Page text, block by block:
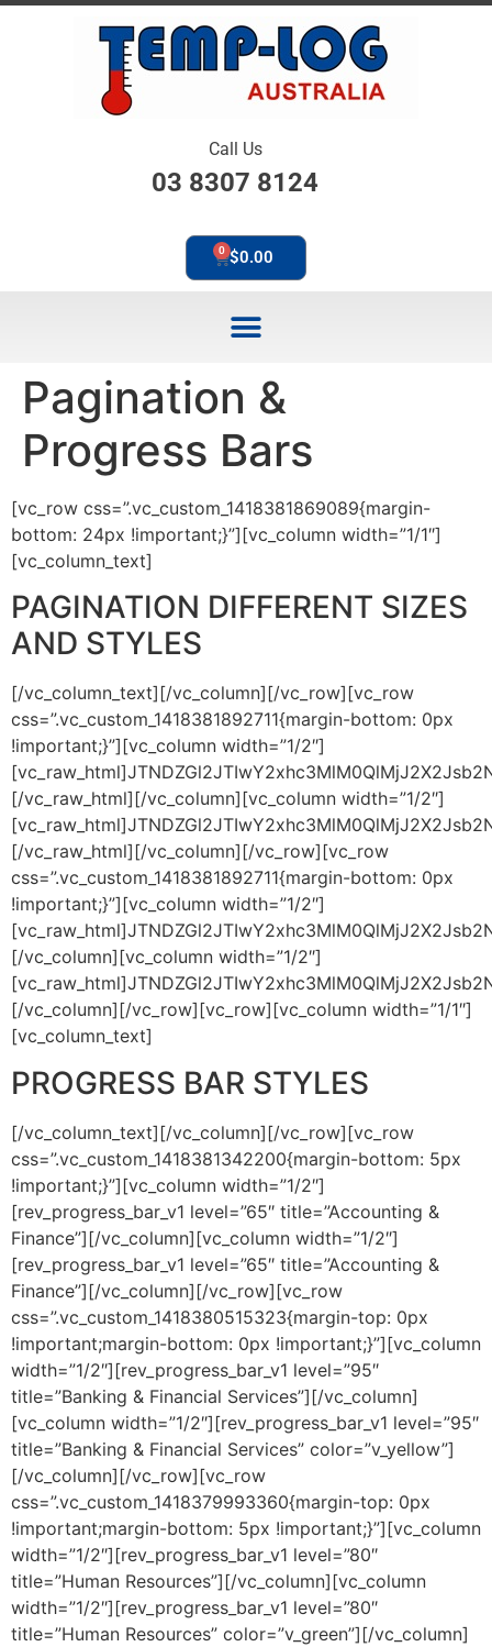
Call Us
03 8307 8124
$0.00
0
Pagination &
Progress Bars
[vc_row css=”.vc_custom_1418381869089{margin-
bottom: 24px !important;}”][vc_column width=”1/1″]
[vc_column_text]
PAGINATION DIFFERENT SIZES
AND STYLES
[/vc_column_text][/vc_column][/vc_row][vc_row css=”.vc_custom_1418381892711{margin-bottom: 0px !important;}”][vc_column width=”1/2″][vc_raw_html]JTNDZGl2JTIwY2xhc3MlM0QlMjJ2X2Jsb2NrLWNvbnRyb2wlMjB2X25vX3NwYWNlJTIyJTNFJTBBJTIwJTIwJTIwJTIwJTIwJTIwJTIwJTIwJTIwJTIwJTIwJTIwJTNDZGl2JTIwY2xhc3MlM0QlMjJjb250cm9sLXBvc3QlMjIlM0UlMEElMjAlMjAlMjAlMjAlMjAlMjAlMjAlMjAlMjAlMjAlMjAlMjAlMjAlMjAlM0NhJTIwY2xhc3MlM0QlMjJmaXJzdC1wb3N0JTIwY29udHJvbC1idG4lMjBidG4tMyUyMHZfYnV0dG9uX3ZhciUyMiUyMGhyZWYlM0QlMjIlMjMlMjIlM0UlM0NpJTIwY2xhc3MlM0QlMjJmYSUyMGZhLWFuZ2xlLWRvdWJsZS1sZWZ0JTIyJTNFJTNDJTJGaSUzRSUzQyUyRmElM0UlMEElMjAlMjAlMjAlMjAlMjAlMjAlMjAlMjAlMjAlMjAlMjAlMjAlMjAlMjAlM0NhJTIwY2xhc3MlM0QlMjJwcmV2LXBvc3QlMjBjb250cm9sLWJ0biUyMGJ0bi0zJTIwdl9idXR0b25fdmFyJTIyJTIwaHJlZiUzRCUyMiUyMyUyMiUzRSUzQ2klMjBjbGFzcyUzRCUyMmZhJTIwZmEtYW5nbGUtbGVmdCUyMiUzRSUzQyUyRmklM0UlM0MlMkZhJTNFJTBBJTIwJTIwJTIwJTIwJTIwJTIwJTIwJTIwJTIwJTIwJTIwJTIwJTIwJTIwJTNDYSUyMGhyZWYlM0QlMjIlMjMlMjIlM0UxJTNDJTJGYSUzRSUwQSUyMCUyMCUyMCUyMCUyMCUyMCUyMCUyMCUyMCUyMCUyMCUyMCUyMCUyMCUzQ2ElMjBocmVmJTNEJTIyJTIzJTIyJTIwY2xhc3MlM0QlMjJhY3RpdmUlMjIlM0UyJTNDJTJGYSUzRSUwQSUyMCUyMCUyMCUyMCUyMCUyMCUyMCUyMCUyMCUyMCUyMCUyMCUyMCUyMCUzQ2ElMjBocmVmJTNEJTIyJTIzJTIyJTNFMyUzQyUyRmElM0UlMEElMjAlMjAlMjAlMjAlMjAlMjAlMjAlMjAlMjAlMjAlMjAlMjAlMjAlMjAlM0NhJTIwaHJlZiUzRCUyMiUyMyUyMiUzRTQlM0MlMkZhJTNFJTBBJTIwJTIwJTIwJTIwJTIwJTIwJTIwJTIwJTIwJTIwJTIwJTIwJTIwJTIwJTNDYSUyMGhyZWYlM0QlMjIlMjMlMjIlM0U1JTNDJTJGYSUzRSUwQSUyMCUyMCUyMCUyMCUyMCUyMCUyMCUyMCUyMCUyMCUyMCUyMCUyMCUyMCUzQ2ElMjBocmVmJTNEJTIyJTIzJTIyJTNFNiUzQyUyRmElM0UlMEElMjAlMjAlMjAlMjAlMjAlMjAlMjAlMjAlMjAlMjAlMjAlMjAlMjAlMjAlM0NhJTIwaHJlZiUzRCUyMiUyMyUyMiUzRTclM0MlMkZhJTNFJTBBJTIwJTIwJTIwJTIwJTIwJTIwJTIwJTIwJTIwJTIwJTIwJTIwJTIwJTIwJTNDYSUyMGhyZWYlM0QlMjIlMjMlMjIlM0UuLi4lM0MlMkZhJTNFJTBBJTIwJTIwJTIwJTIwJTIwJTIwJTIwJTIwJTIwJTIwJTIwJTIwJTIwJTIwJTNDYSUyMGhyZWYlM0QlMjIlMjMlMjIlM0UxOCUzQyUyRmElM0UlMEElMjAlMjAlMjAlMjAlMjAlMjAlMjAlMjAlMjAlMjAlMjAlMjAlMjAlMjAlM0NhJTIwaHJlZiUzRCUyMiUyMyUyMiUzRTE5JTNDJTJGYSUzRSUwQSUyMCUyMCUyMCUyMCUyMCUyMCUyMCUyMCUyMCUyMCUyMCUyMCUyMCUyMCUzQ2ElMjBocmVmJTNEJTIyJTIzJTIyJTNFMjAlM0MlMkZhJTNFJTBBJTIwJTIwJTIwJTIwJTIwJTIwJTIwJTIwJTIwJTIwJTIwJTIwJTIwJTIwJTNDYSUyMGNsYXNzJTNEJTIybmV4dC1wb3N0JTIwY29udHJvbC1idG4lMjBidG4tMyUyMHZfYnV0dG9uX3ZhciUyMiUyMGhyZWYlM0QlMjIlMjMlMjIlM0UlM0NpJTIwY2xhc3MlM0QlMjJmYSUyMGZhLWFuZ2xlLXJpZ2h0JTIyJTNFJTNDJTJGaSUzRSUzQyUyRmElM0UlMEElMjAlMjAlMjAlMjAlMjAlMjAlMjAlMjAlMjAlMjAlMjAlMjAlMjAlMjAlM0NhJTIwY2xhc3MlM0QlMjJsYXN0LXBvc3QlMjBjb250cm9sLWJ0biUyMGJ0bi0zJTIwdl9idXR0b25fdmFyJTIyJTIwaHJlZiUzRCUyMiUyMyUyMiUzRSUzQ2klMjBjbGFzcyUzRCUyMmZhJTIwZmEtYW5nbGUtZG91YmxlLXJpZ2h0JTIyJTNFJTNDJTJGaSUzRSUzQyUyRmElM0UlMEElMjAlMjAlMjAlMjAlMjAlMjAlMjAlMjAlMjAlMjAlMjAlMjAlM0MlMkZkaXYlM0UlMEElMjAlMjAlMjAlMjAlMjAlMjAlMjAlMjAlMjAlMjAlM0MlMkZkaXYlM0UlMjAlMjAlMjAlMjAlMjA=[/vc_raw_html][/vc_column][vc_column width=”1/2″][vc_raw_html]JTNDZGl2JTIwY2xhc3MlM0QlMjJ2X2Jsb2NrLWNvbnRyb2wlMjB2X25vX3NwYWNlJTIyJTNFJTBBJTIwJTIwJTIwJTIwJTIwJTIwJTIwJTIwJTIwJTIwJTIwJTIwJTNDZGl2JTIwY2xhc3MlM0QlMjJjb250cm9sLXBvc3QlMjB2X2J1dHRvbl92YXIlMjIlM0UlMEElMjAlMjAlMjAlMjAlMjAlMjAlMjAlMjAlMjAlMjAlMjAlMjAlMjAlMjAlM0NhJTIwY2xhc3MlM0QlMjJmaXJzdC1wb3N0JTIwY29udHJvbC1idG4lMjBidG4tMyUyMiUyMGhyZWYlM0QlMjIlMjMlMjIlM0UlM0NpJTIwY2xhc3MlM0QlMjJmYSUyMGZhLWFuZ2xlLWRvdWJsZS1sZWZ0JTIyJTNFJTNDJTJGaSUzRSUzQyUyRmElM0UlMEElMjAlMjAlMjAlMjAlMjAlMjAlMjAlMjAlMjAlMjAlMjAlMjAlMjAlMjAlM0NhJTIwY2xhc3MlM0QlMjJwcmV2LXBvc3QlMjBjb250cm9sLWJ0biUyMGJ0bi0zJTIyJTIwaHJlZiUzRCUyMiUyMyUyMiUzRSUzQ2klMjBjbGFzcyUzRCUyMmZhJTIwZmEtYW5nbGUtbGVmdCUyMiUzRSUzQyUyRmklM0UlM0MlMkZhJTNFJTBBJTIwJTIwJTIwJTIwJTIwJTIwJTIwJTIwJTIwJTIwJTIwJTIwJTIwJTIwJTNDYSUyMGhyZWYlM0QlMjIlMjMlMjIlM0UxJTNDJTJGYSUzRSUwQSUyMCUyMCUyMCUyMCUyMCUyMCUyMCUyMCUyMCUyMCUyMCUyMCUyMCUyMCUzQ2ElMjBocmVmJTNEJTIyJTIzJTIyJTIwY2xhc3MlM0QlMjJhY3RpdmUlMjIlM0UyJTNDJTJGYSUzRSUwQSUyMCUyMCUyMCUyMCUyMCUyMCUyMCUyMCUyMCUyMCUyMCUyMCUyMCUyMCUzQ2ElMjBocmVmJTNEJTIyJTIzJTIyJTNFMyUzQyUyRmElM0UlMEElMjAlMjAlMjAlMjAlMjAlMjAlMjAlMjAlMjAlMjAlMjAlMjAlMjAlMjAlM0NhJTIwaHJlZiUzRCUyMiUyMyUyMiUzRTQlM0MlMkZhJTNFJTBBJTIwJTIwJTIwJTIwJTIwJTIwJTIwJTIwJTIwJTIwJTIwJTIwJTIwJTIwJTNDYSUyMGhyZWYlM0QlMjIlMjMlMjIlM0U1JTNDJTJGYSUzRSUwQSUyMCUyMCUyMCUyMCUyMCUyMCUyMCUyMCUyMCUyMCUyMCUyMCUyMCUyMCUzQ2ElMjBocmVmJTNEJTIyJTIzJTIyJTNFNiUzQyUyRmElM0UlMEElMjAlMjAlMjAlMjAlMjAlMjAlMjAlMjAlMjAlMjAlMjAlMjAlMjAlMjAlM0NhJTIwaHJlZiUzRCUyMiUyMyUyMiUzRTclM0MlMkZhJTNFJTBBJTIwJTIwJTIwJTIwJTIwJTIwJTIwJTIwJTIwJTIwJTIwJTIwJTIwJTIwJTNDYSUyMGhyZWYlM0QlMjIlMjMlMjIlM0UuLi4lM0MlMkZhJTNFJTBBJTIwJTIwJTIwJTIwJTIwJTIwJTIwJTIwJTIwJTIwJTIwJTIwJTIwJTIwJTNDYSUyMGhyZWYlM0QlMjIlMjMlMjIlM0UxOCUzQyUyRmElM0UlMEElMjAlMjAlMjAlMjAlMjAlMjAlMjAlMjAlMjAlMjAlMjAlMjAlMjAlMjAlM0NhJTIwaHJlZiUzRCUyMiUyMyUyMiUzRTE5JTNDJTJGYSUzRSUwQSUyMCUyMCUyMCUyMCUyMCUyMCUyMCUyMCUyMCUyMCUyMCUyMCUyMCUyMCUzQ2ElMjBocmVmJTNEJTIyJTIzJTIyJTNFMjAlM0MlMkZhJTNFJTBBJTIwJTIwJTIwJTIwJTIwJTIwJTIwJTIwJTIwJTIwJTIwJTIwJTIwJTIwJTNDYSUyMGNsYXNzJTNEJTIybmV4dC1wb3N0JTIwY29udHJvbC1idG4lMjBidG4tMyUyMiUyMGhyZWYlM0QlMjIlMjMlMjIlM0UlM0NpJTIwY2xhc3MlM0QlMjJmYSUyMGZhLWFuZ2xlLXJpZ2h0JTIyJTNFJTNDJTJGaSUzRSUzQyUyRmElM0UlMEElMjAlMjAlMjAlMjAlMjAlMjAlMjAlMjAlMjAlMjAlMjAlMjAlMjAlMjAlM0NhJTIwY2xhc3MlM0QlMjJsYXN0LXBvc3QlMjBjb250cm9sLWJ0biUyMGJ0bi0zJTIyJTIwaHJlZiUzRCUyMiUyMyUyMiUzRSUzQ2klMjBjbGFzcyUzRCUyMmZhJTIwZmEtYW5nbGUtZG91YmxlLXJpZ2h0JTIyJTNFJTNDJTJGaSUzRSUzQyUyRmElM0UlMEElMjAlMjAlMjAlMjAlMjAlMjAlMjAlMjAlMjAlMjAlMjAlMjAlM0MlMkZkaXYlM0UlMEElMjAlMjAlMjAlMjAlMjAlMjAlMjAlMjAlMjAlMjAlM0MlMkZkaXYlM0UlMjAlMjAlMjAlMjA=[/vc_raw_html][/vc_column][/vc_row][vc_row css=”.vc_custom_1418381892711{margin-bottom: 0px !important;}”][vc_column width=”1/2″][vc_raw_html]JTNDZGl2JTIwY2xhc3MlM0QlMjJ2X2Jsb2NrLWNvbnRyb2wlMjIlM0UlMEElMjAlMjAlMjAlMjAlMjAlMjAlMjAlMjAlMjAlMjAlMjAlMjAlM0NkaXYlMjBjbGFzcyUzRCUyMmNvbnRyb2wtcG9zdCUyMHZfYnV0dG9uX3ZhcjMlMjIlM0UlMEElMjAlMjAlMjAlMjAlMjAlMjAlMjAlMjAlMjAlMjAlMjAlMjAlMjAlMjAlM0NhJTIwY2xhc3MlM0QlMjJmaXJzdC1wb3N0JTIwY29udHJvbC1idG4yJTIwYnRuLTMlMjB2X2J1dHRvbl92YXIlMjIlMjBocmVmJTNEJTIyJTIzJTIyJTNFJTNDaSUyMGNsYXNzJTNEJTIyZmElMjBmYS1hbmdsZS1kb3VibGUtbGVmdCUyMiUzRSUzQyUyRmklM0UlM0MlMkZhJTNFJTBBJTIwJTIwJTIwJTIwJTIwJTIwJTIwJTIwJTIwJTIwJTIwJTIwJTIwJTIwJTNDYSUyMGNsYXNzJTNEJTIycHJldi1wb3N0JTIwY29udHJvbC1idG4yJTIwYnRuLTMlMjB2X2J1dHRvbl92YXIlMjIlMjBocmVmJTNEJTIyJTIzJTIyJTNFJTNDaSUyMGNsYXNzJTNEJTIyZmElMjBmYS1hbmdsZS1sZWZ0JTIyJTNFJTNDJTJGaSUzRSUzQyUyRmElM0UlMEElMjAlMjAlMjAlMjAlMjAlMjAlMjAlMjAlMjAlMjAlMjAlMjAlMjAlMjAlM0NhJTIwaHJlZiUzRCUyMiUyMyUyMiUzRTElM0MlMkZhJTNFJTBBJTIwJTIwJTIwJTIwJTIwJTIwJTIwJTIwJTIwJTIwJTIwJTIwJTIwJTIwJTNDYSUyMGhyZWYlM0QlMjIlMjMlMjIlMjBjbGFzcyUzRCUyMmFjdGl2ZSUyMiUzRTIlM0MlMkZhJTNFJTBBJTIwJTIwJTIwJTIwJTIwJTIwJTIwJTIwJTIwJTIwJTIwJTIwJTIwJTIwJTNDYSUyMGhyZWYlM0QlMjIlMjMlMjIlM0UzJTNDJTJGYSUzRSUwQSUyMCUyMCUyMCUyMCUyMCUyMCUyMCUyMCUyMCUyMCUyMCUyMCUyMCUyMCUzQ2ElMjBocmVmJTNEJTIyJTIzJTIyJTNFNCUzQyUyRmElM0UlMEElMjAlMjAlMjAlMjAlMjAlMjAlMjAlMjAlMjAlMjAlMjAlMjAlMjAlMjAlM0NhJTIwaHJlZiUzRCUyMiUyMyUyMiUzRTUlM0MlMkZhJTNFJTBBJTIwJTIwJTIwJTIwJTIwJTIwJTIwJTIwJTIwJTIwJTIwJTIwJTIwJTIwJTNDYSUyMGhyZWYlM0QlMjIlMjMlMjIlM0U2JTNDJTJGYSUzRSUwQSUyMCUyMCUyMCUyMCUyMCUyMCUyMCUyMCUyMCUyMCUyMCUyMCUyMCUyMCUzQ2ElMjBocmVmJTNEJTIyJTIzJTIyJTNFNyUzQyUyRmElM0UlMEElMjAlMjAlMjAlMjAlMjAlMjAlMjAlMjAlMjAlMjAlMjAlMjAlMjAlMjAlM0NhJTIwaHJlZiUzRCUyMiUyMyUyMiUzRS4uLiUzQyUyRmElM0UlMEElMjAlMjAlMjAlMjAlMjAlMjAlMjAlMjAlMjAlMjAlMjAlMjAlMjAlMjAlM0NhJTIwaHJlZiUzRCUyMiUyMyUyMiUzRTE4JTNDJTJGYSUzRSUwQSUyMCUyMCUyMCUyMCUyMCUyMCUyMCUyMCUyMCUyMCUyMCUyMCUyMCUyMCUzQ2ElMjBocmVmJTNEJTIyJTIzJTIyJTNFMTklM0MlMkZhJTNFJTBBJTIwJTIwJTIwJTIwJTIwJTIwJTIwJTIwJTIwJTIwJTIwJTIwJTIwJTIwJTNDYSUyMGhyZWYlM0QlMjIlMjMlMjIlM0UyMCUzQyUyRmElM0UlMEElMjAlMjAlMjAlMjAlMjAlMjAlMjAlMjAlMjAlMjAlMjAlMjAlMjAlMjAlM0NhJTIwY2xhc3MlM0QlMjJuZXh0LXBvc3QlMjBjb250cm9sLWJ0bjIlMjBidG4tMyUyMHZfYnV0dG9uX3ZhciUyMiUyMGhyZWYlM0QlMjIlMjMlMjIlM0UlM0NpJTIwY2xhc3MlM0QlMjJmYSUyMGZhLWFuZ2xlLXJpZ2h0JTIyJTNFJTNDJTJGaSUzRSUzQyUyRmElM0UlMEElMjAlMjAlMjAlMjAlMjAlMjAlMjAlMjAlMjAlMjAlMjAlMjAlMjAlMjAlM0NhJTIwY2xhc3MlM0QlMjJsYXN0LXBvc3QlMjBjb250cm9sLWJ0bjIlMjBidG4tMyUyMHZfYnV0dG9uX3ZhciUyMiUyMGhyZWYlM0QlMjIlMjMlMjIlM0UlM0NpJTIwY2xhc3MlM0QlMjJmYSUyMGZhLWFuZ2xlLWRvdWJsZS1yaWdodCUyMiUzRSUzQyUyRmklM0UlM0MlMkZhJTNFJTBBJTIwJTIwJTIwJTIwJTIwJTIwJTIwJTIwJTIwJTIwJTIwJTIwJTNDJTJGZGl2JTNFJTBBJTIwJTIwJTIwJTIwJTIwJTIwJTIwJTIwJTIwJTIwJTNDJTJGZGl2JTNF[/vc_raw_html][/vc_column][vc_column width=”1/2″][vc_raw_html]JTNDZGl2JTIwY2xhc3MlM0QlMjJ2X2Jsb2NrLWNvbnRyb2wlMjIlM0UlMEElMjAlMjAlMjAlMjAlMjAlMjAlMjAlMjAlMjAlMjAlMjAlMjAlM0NkaXYlMjBjbGFzcyUzRCUyMmNvbnRyb2wtcG9zdCUyMHZfYnV0dG9uX3ZhciUyMHZfYnV0dG9uX3ZhcjIlMjIlM0UlMEElMjAlMjAlMjAlMjAlMjAlMjAlMjAlMjAlMjAlMjAlMjAlMjAlMjAlMjAlM0NhJTIwY2xhc3MlM0QlMjJmaXJzdC1wb3N0JTIwY29udHJvbC1idG4yJTIwYnRuLTMlMjIlMjBocmVmJTNEJTIyJTIzJTIyJTNFJTNDaSUyMGNsYXNzJTNEJTIyZmElMjBmYS1hbmdsZS1kb3VibGUtbGVmdCUyMiUzRSUzQyUyRmklM0UlM0MlMkZhJTNFJTBBJTIwJTIwJTIwJTIwJTIwJTIwJTIwJTIwJTIwJTIwJTIwJTIwJTIwJTIwJTNDYSUyMGNsYXNzJTNEJTIycHJldi1wb3N0JTIwY29udHJvbC1idG4yJTIwYnRuLTMlMjIlMjBocmVmJTNEJTIyJTIzJTIyJTNFJTNDaSUyMGNsYXNzJTNEJTIyZmElMjBmYS1hbmdsZS1sZWZ0JTIyJTNFJTNDJTJGaSUzRSUzQyUyRmElM0UlMEElMjAlMjAlMjAlMjAlMjAlMjAlMjAlMjAlMjAlMjAlMjAlMjAlMjAlMjAlM0NhJTIwaHJlZiUzRCUyMiUyMyUyMiUzRTElM0MlMkZhJTNFJTBBJTIwJTIwJTIwJTIwJTIwJTIwJTIwJTIwJTIwJTIwJTIwJTIwJTIwJTIwJTNDYSUyMGhyZWYlM0QlMjIlMjMlMjIlMjBjbGFzcyUzRCUyMmFjdGl2ZSUyMiUzRTIlM0MlMkZhJTNFJTBBJTIwJTIwJTIwJTIwJTIwJTIwJTIwJTIwJTIwJTIwJTIwJTIwJTIwJTIwJTNDYSUyMGhyZWYlM0QlMjIlMjMlMjIlM0UzJTNDJTJGYSUzRSUwQSUyMCUyMCUyMCUyMCUyMCUyMCUyMCUyMCUyMCUyMCUyMCUyMCUyMCUyMCUzQ2ElMjBocmVmJTNEJTIyJTIzJTIyJTNFNCUzQyUyRmElM0UlMEElMjAlMjAlMjAlMjAlMjAlMjAlMjAlMjAlMjAlMjAlMjAlMjAlMjAlMjAlM0NhJTIwaHJlZiUzRCUyMiUyMyUyMiUzRTUlM0MlMkZhJTNFJTBBJTIwJTIwJTIwJTIwJTIwJTIwJTIwJTIwJTIwJTIwJTIwJTIwJTIwJTIwJTNDYSUyMGhyZWYlM0QlMjIlMjMlMjIlM0U2JTNDJTJGYSUzRSUwQSUyMCUyMCUyMCUyMCUyMCUyMCUyMCUyMCUyMCUyMCUyMCUyMCUyMCUyMCUzQ2ElMjBocmVmJTNEJTIyJTIzJTIyJTNFNyUzQyUyRmElM0UlMEElMjAlMjAlMjAlMjAlMjAlMjAlMjAlMjAlMjAlMjAlMjAlMjAlMjAlMjAlM0NhJTIwaHJlZiUzRCUyMiUyMyUyMiUzRS4uLiUzQyUyRmElM0UlMEElMjAlMjAlMjAlMjAlMjAlMjAlMjAlMjAlMjAlMjAlMjAlMjAlMjAlMjAlM0NhJTIwaHJlZiUzRCUyMiUyMyUyMiUzRTE4JTNDJTJGYSUzRSUwQSUyMCUyMCUyMCUyMCUyMCUyMCUyMCUyMCUyMCUyMCUyMCUyMCUyM
PROGRESS BAR STYLES
[/vc_column_text][/vc_column][/vc_row][vc_row
css=”.vc_custom_1418381342200{margin-bottom: 5px
!important;}”][vc_column width=”1/2″]
[rev_progress_bar_v1 level=”65″ title=”Accounting &
Finance”][/vc_column][vc_column width=”1/2″]
[rev_progress_bar_v1 level=”65″ title=”Accounting &
Finance”][/vc_column][/vc_row][vc_row
css=”.vc_custom_1418380515323{margin-top: 0px
!important;margin-bottom: 0px !important;}”][vc_column
width=”1/2″][rev_progress_bar_v1 level=”95″
title=”Banking & Financial Services”][/vc_column]
[vc_column width=”1/2″][rev_progress_bar_v1 level=”95″
title=”Banking & Financial Services” color=”v_yellow”]
[/vc_column][/vc_row][vc_row
css=”.vc_custom_1418379993360{margin-top: 0px
!important;margin-bottom: 5px !important;}”][vc_column
width=”1/2″][rev_progress_bar_v1 level=”80″
title=”Human Resources”][/vc_column][vc_column
width=”1/2″][rev_progress_bar_v1 level=”80″
title=”Human Resources” color=”v_green”][/vc_column]